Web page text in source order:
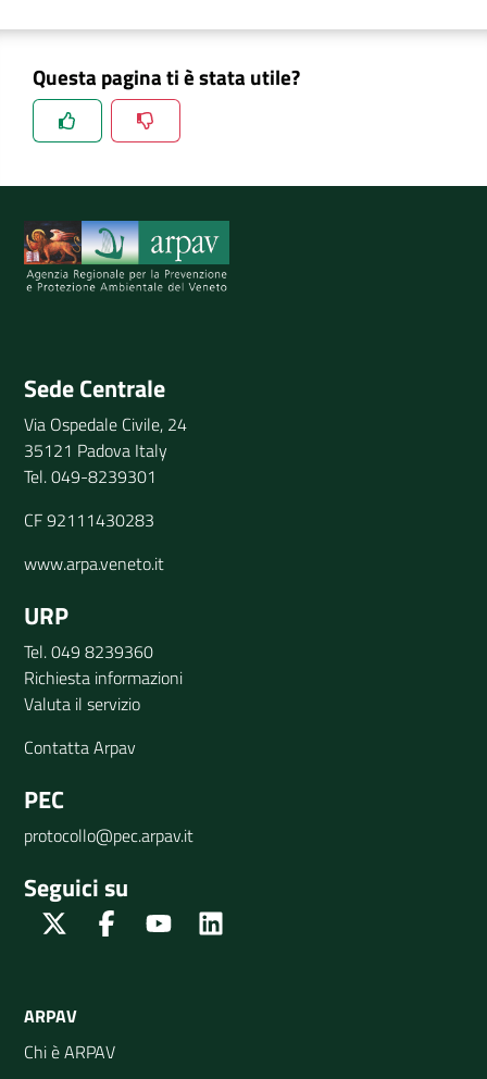
AMBIENTALI
Seguici
su
Questa pagina ti è stata utile?
Spiegaci perchè, e aiutaci a migliorare il servizio
Sede Centrale
Via Ospedale Civile, 24
35121 Padova Italy
Tel. 049-8239301
CF 92111430283
www.arpa.veneto.it
URP
Tel. 049 8239360
Richiesta informazioni
Valuta il servizio
Contatta Arpav
PEC
protocollo@pec.arpav.it
Seguici su
Twitter FacebookYoutube
ARPAV
Chi è ARPAV